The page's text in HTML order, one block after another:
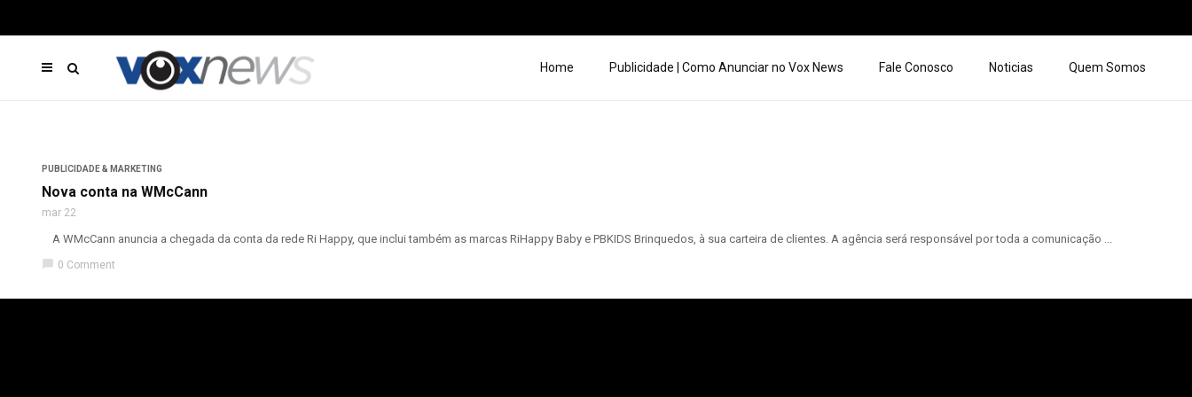
Home Publicidade | Como Anunciar no Vox News Fale Conosco Noticias Quem Somos
PUBLICIDADE & MARKETING
Nova conta na WMcCann
mar 22
A WMcCann anuncia a chegada da conta da rede Ri Happy, que inclui também as marcas RiHappy Baby e PBKIDS Brinquedos, à sua carteira de clientes. A agência será responsável por toda a comunicação ...
chat_bubble 0 Comment